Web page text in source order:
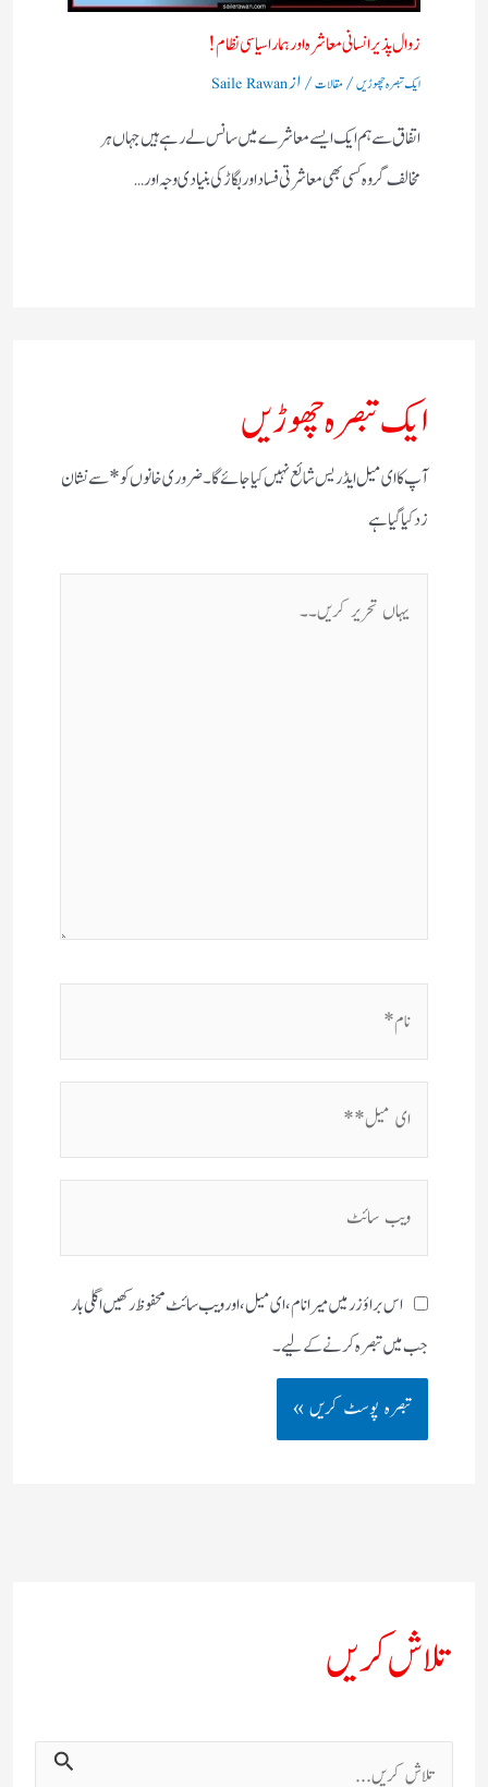
زوال پذیر انسانی معاشرہ اور ہمارا سیاسی نظام !
ایک تبصرہ چھوڑیں/مقالات/ ازSaile Rawan
اتفاق سے ہم ایک ایسے معاشرے میں سانس لے رہے ہیں جہاں ہر
مخالف گروہ کسی بھی معاشرتی فساد اور بگاڑ کی بنیادی وجہ اور…
ایک تبصرہ چھوڑیں
آپ کا ای میل ایڈریس شائع نہیں کیا جائے گا۔ضروری خانوں کو*سے نشان
زد کیا گیا ہے
یہاں
تحریر
اس براؤزر میں میرا نام، ای میل، اور ویب سائٹ محفوظ رکھیں اگلی بار
جب میں تبصرہ کرنے کےلیے۔
تلاش کریں